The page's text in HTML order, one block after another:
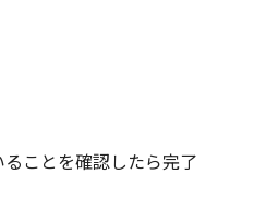
ことを確認したら完了